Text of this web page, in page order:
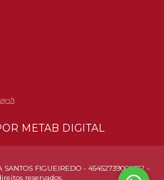
METAB DIGITAL
FIGUEIREDO - 45452739000172 -
reservados.